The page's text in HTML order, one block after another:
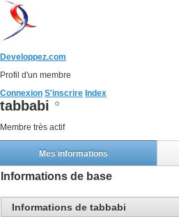
Developpez.com
Profil d'un membre
Connexion S'inscrire Index
tabbabi
Membre très actif
Mes informations
Informations de base
Informations de tabbabi